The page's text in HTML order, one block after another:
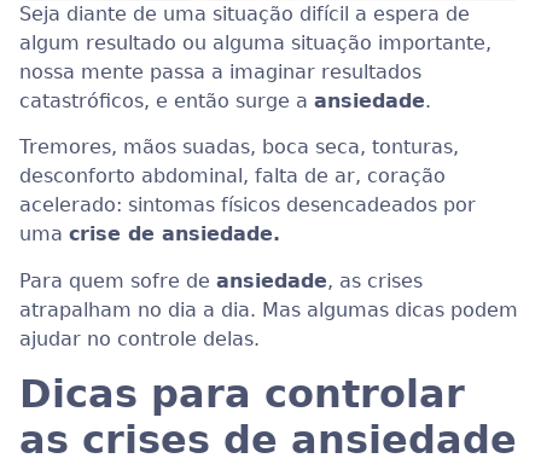
Seja diante de uma situação difícil a espera de
algum resultado ou alguma situação importante,
nossa mente passa a imaginar resultados
catastróficos, e então surge a ansiedade.
Tremores, mãos suadas, boca seca, tonturas,
desconforto abdominal, falta de ar, coração
acelerado: sintomas físicos desencadeados por
uma crise de ansiedade.
Para quem sofre de ansiedade, as crises
atrapalham no dia a dia. Mas algumas dicas podem
ajudar no controle delas.
Dicas para controlar
as crises de ansiedade